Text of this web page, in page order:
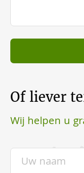
Of liever
Wij helpen u